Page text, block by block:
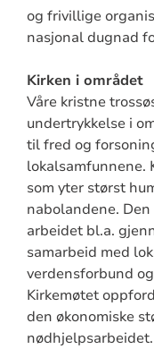
og frivillige
nasjonal dugnad
Kirken i området
Våre kristne
undertrykkelse i
til fred og
lokalsamfunnene.
som yter størst
nabolandene.
arbeidet bl.a.
samarbeid med
verdensforbund
Kirkemøtet
den økonomiske
nødhjelpsarbeidet.